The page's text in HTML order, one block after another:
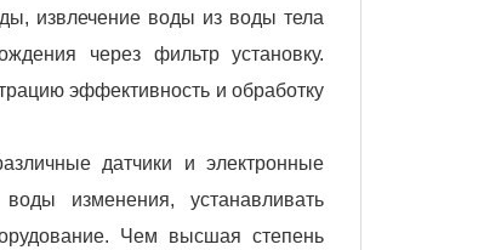
извлечение воды из воды тела
через фильтр установку.
эффективность и обработку
датчики и электронные
изменения, устанавливать
Чем высшая степень